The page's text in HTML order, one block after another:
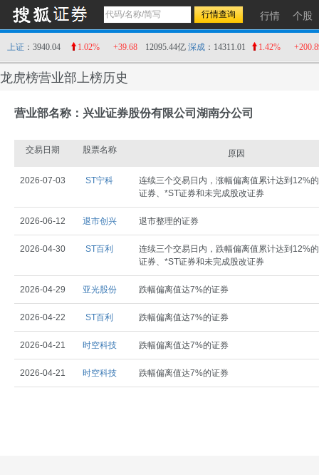
行情 个股
上证 ：3940.04 1.02% +39.68 12095.44亿 深成 ：14311.01 1.42%
龙虎榜营业部上榜历史
营业部名称：兴业证券股份有限公司湖南分公司
交易日期 股票名称 原因
2026-07-03 ST宁科
连续三个交易日内，涨幅偏离值累计达到12%
证券、*ST证券和未完成股改证券
2026-06-12 退市创兴 退市整理的证券
2026-04-30 ST百利
连续三个交易日内，跌幅偏离值累计达到12%
证券、*ST证券和未完成股改证券
2026-04-29 亚光股份 跌幅偏离值达7%的证券
2026-04-22 ST百利 跌幅偏离值达7%的证券
2026-04-21 时空科技 跌幅偏离值达7%的证券
2026-04-21 时空科技 跌幅偏离值达7%的证券